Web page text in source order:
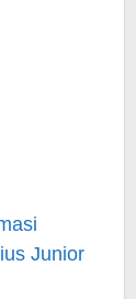
Junior